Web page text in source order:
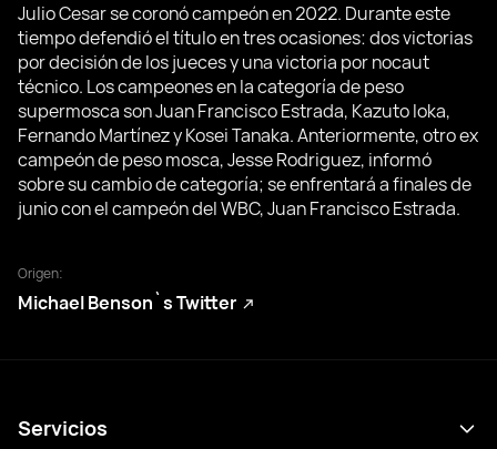
Julio Cesar se coronó campeón en 2022. Durante este
tiempo defendió el título en tres ocasiones: dos victorias
por decisión de los jueces y una victoria por nocaut
técnico. Los campeones en la categoría de peso
supermosca son Juan Francisco Estrada, Kazuto Ioka,
Fernando Martínez y Kosei Tanaka. Anteriormente, otro ex
campeón de peso mosca, Jesse Rodriguez, informó
sobre su cambio de categoría; se enfrentará a finales de
junio con el campeón del WBC, Juan Francisco Estrada.
Origen:
Michael Benson`s Twitter
Servicios